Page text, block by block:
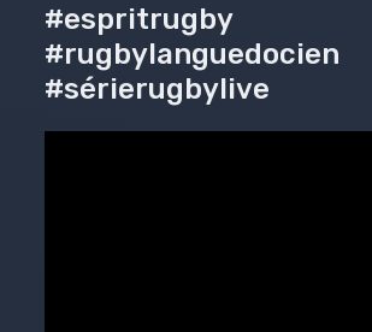
#espritrugby
#rugbylanguedocien
#sérierugbylive